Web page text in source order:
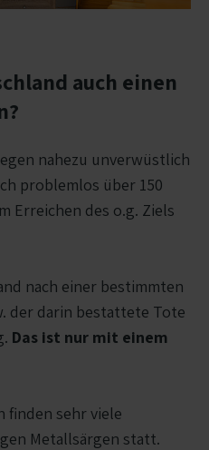
auch einen
nahezu unverwüstlich
problemlos über 150
Erreichen des o.g. Ziels
nach einer bestimmten
der darin bestattete Tote
Das ist nur mit einem
finden sehr viele
Metallsärgen statt.